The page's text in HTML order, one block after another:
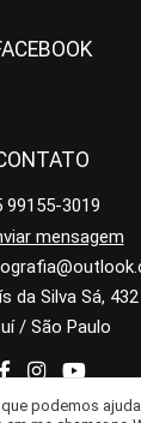
99155-3019
mensagem
da Silva Sá,
/ São Paulo
que podemos